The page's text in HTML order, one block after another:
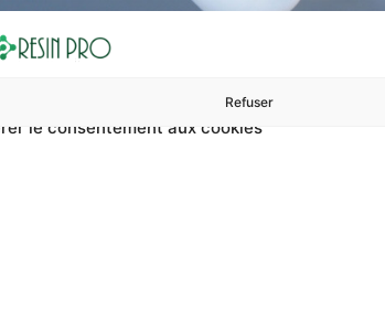
le consentement aux cookies
Refuser
à 99 €